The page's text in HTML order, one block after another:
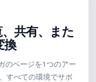
共有、また
換
のページを1つのアー
すべての環境でサポ